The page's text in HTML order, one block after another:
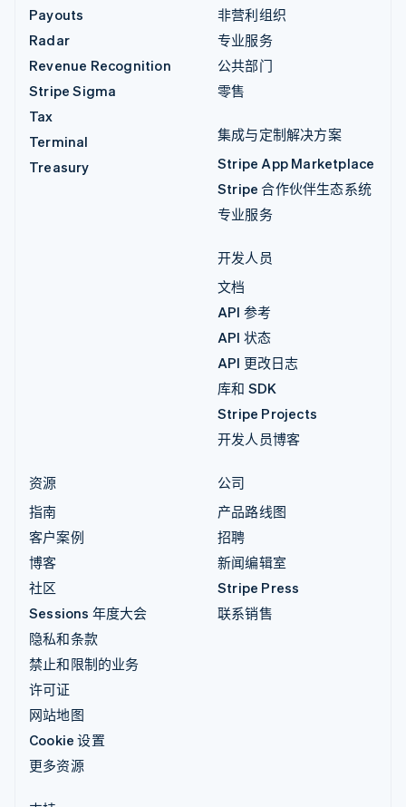
Payouts
Radar
Revenue Recognition
Stripe Sigma
Tax
Terminal
Treasury
非营利组织
专业服务
公共部门
零售
集成与定制解决方案
Stripe App Marketplace
Stripe 合作伙伴生态系统
专业服务
开发人员
文档
API 参考
API 状态
API 更改日志
库和 SDK
Stripe Projects
开发人员博客
资源
指南
客户案例
博客
社区
Sessions 年度大会
隐私和条款
禁止和限制的业务
许可证
网站地图
Cookie 设置
更多资源
公司
产品路线图
招聘
新闻编辑室
Stripe Press
联系销售